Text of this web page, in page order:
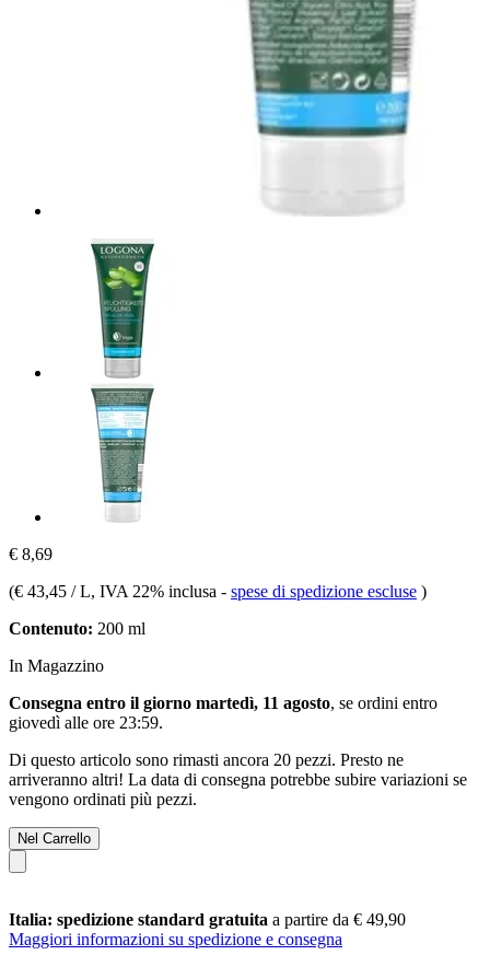
€ 8,69
(€ 43,45 / L, IVA 22% inclusa - spese di spedizione escluse )
Contenuto: 200 ml
In Magazzino
Consegna entro il giorno martedì, 11 agosto, se ordini entro
giovedì alle ore 23:59.
Di questo articolo sono rimasti ancora 20 pezzi. Presto ne
arriveranno altri! La data di consegna potrebbe subire variazioni se
vengono ordinati più pezzi.
Nel Carrello
Italia: spedizione standard gratuita a partire da € 49,90
Maggiori informazioni su spedizione e consegna